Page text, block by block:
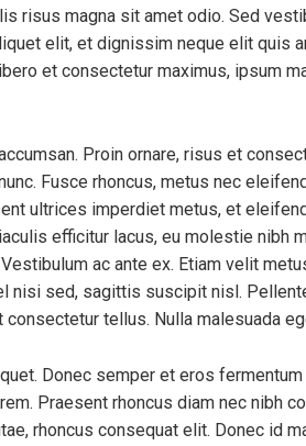
risus magna sit amet odio. Sed
elit, et dignissim neque elit quis
et consectetur maximus, ipsum
Proin ornare, risus et
Fusce rhoncus, metus nec
ultrices imperdiet metus, et
efficitur lacus, eu molestie nibh
ac ante ex. Etiam velit
nisi sed, sagittis suscipit nisl.
tellus. Nulla malesuada
Donec semper et eros
Praesent rhoncus diam nec nibh
rhoncus consequat elit. Donec id